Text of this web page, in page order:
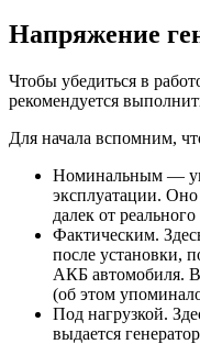
Напряжение
Чтобы убедиться в
рекомендуется
Для начала вспомним,
Номинальным —
эксплуатации. Оно
далек от
Фактическим.
после установки,
АКБ автомобиля. В
(об этом
Под нагрузкой.
выдается